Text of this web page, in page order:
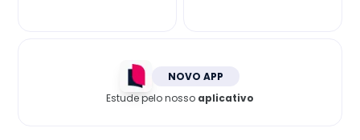
NOVO APP
Estude pelo nosso aplicativo